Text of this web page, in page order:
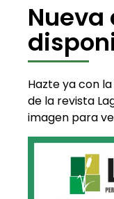
Nueva
Hazte ya con
de la revista
imagen para